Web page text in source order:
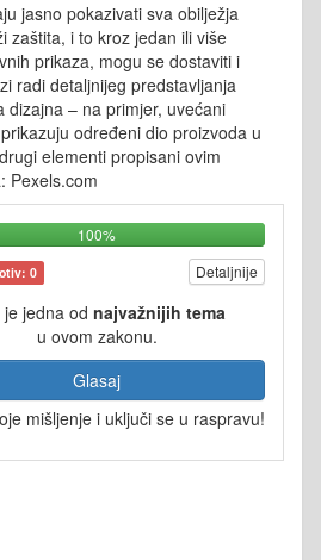
jasno pokazivati sva obilježja
zaštita, i to kroz jedan ili više
prikaza, mogu se dostaviti i
radi detaljnijeg predstavljanja
dizajna – na primjer, uvećani
određeni dio proizvoda u
elementi propisani ovim
Pexels.com
100%
0 Detaljnije
je jedna od najvažnijih tema
u ovom zakonu.
Glasaj
mišljenje i uključi se u raspravu!